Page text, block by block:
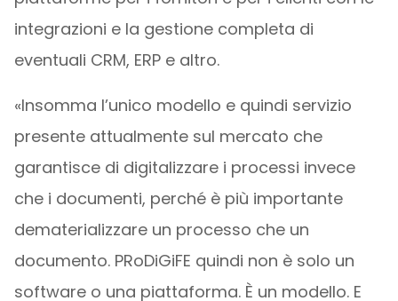
integrazioni e la gestione completa di
eventuali CRM, ERP e altro.
«Insomma l’unico modello e quindi servizio
presente attualmente sul mercato che
garantisce di digitalizzare i processi invece
che i documenti, perché è più importante
dematerializzare un processo che un
documento. PRoDiGiFE quindi non è solo un
software o una piattaforma. È un modello. E